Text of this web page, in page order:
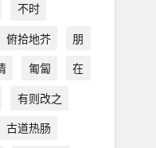
不时
俯拾地芥
朋
匍匐
在
有则改之
古道热肠